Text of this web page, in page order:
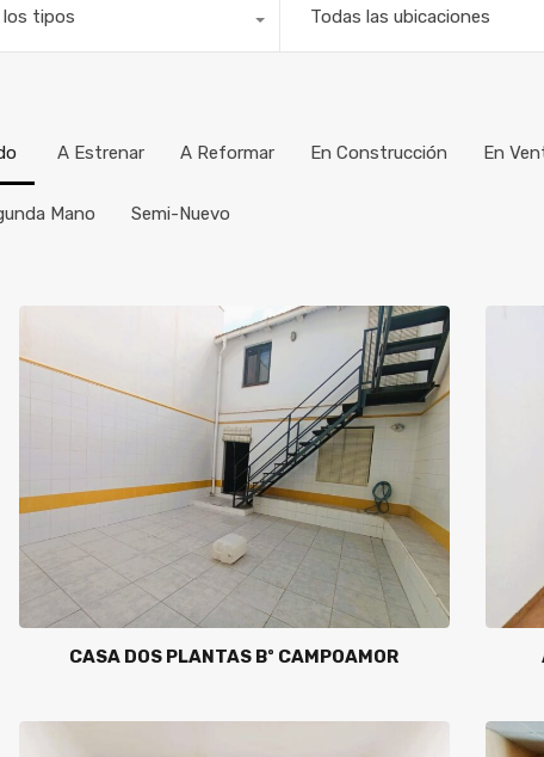
los tipos Todas las ubicaciones
A Estrenar A Reformar En Construcción En
Mano Semi-Nuevo
CASA DOS PLANTAS Bº CAMPOAMOR